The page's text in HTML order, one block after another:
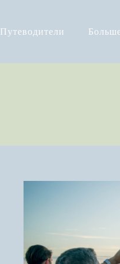
Путеводители